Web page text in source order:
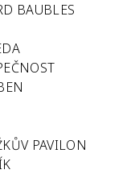
BAUBLES
PAVILON